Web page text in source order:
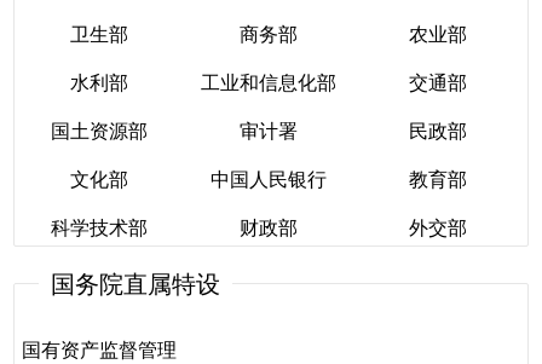
会
国家民族事务委员
会
员会
国家发展和改革委
员会
员会
人口和计划生育委
员会
卫生部
卫生部
商务部
商务部
农业部
农业部
水利部
水利部
工业和信息化部
工业和信息化部
交通部
交通部
国土资源部
国土资源部
审计署
审计署
民政部
民政部
文化部
文化部
中国人民银行
中国人民银行
教育部
教育部
科学技术部
科学技术部
财政部
财政部
外交部
外交部
国务院直属特设
国有资产监督管理